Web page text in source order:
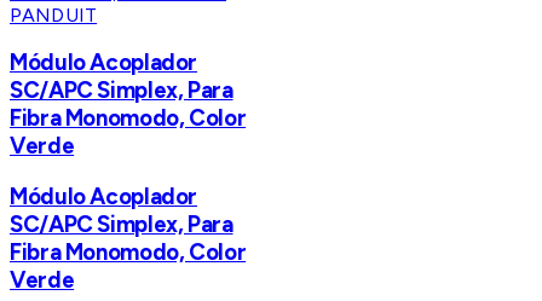
PANDUIT
Módulo Acoplador
SC/APC Simplex, Para
Fibra Monomodo, Color
Verde
Módulo Acoplador
SC/APC Simplex, Para
Fibra Monomodo, Color
Verde